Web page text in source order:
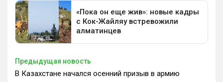
Предыдущая новость
В Казахстане начался осенний призыв в армию